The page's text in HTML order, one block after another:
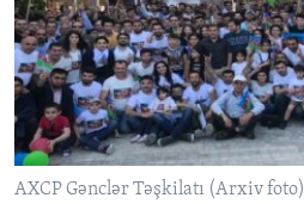
BIZI IZLƏYIN
AXCP Gənclər Təşkilatı (Arxiv foto)